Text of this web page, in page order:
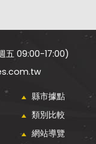
五 09:00-17:00)
縣市據點
類別比較
網站導覽